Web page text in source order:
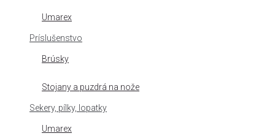
Umarex
Príslušenstvo
Brúsky
Stojany a puzdrá na nože
Sekery, pílky, lopatky
Umarex